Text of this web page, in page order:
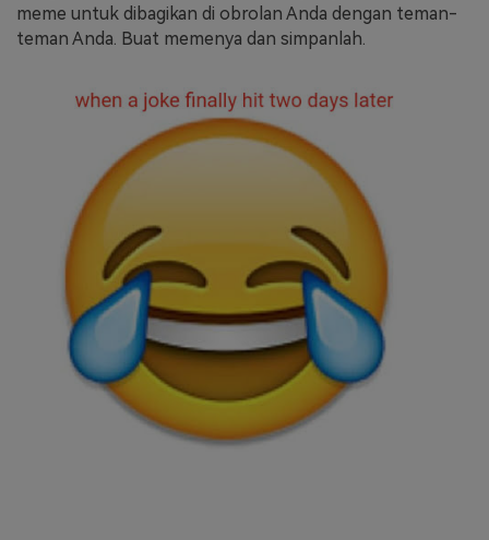
meme untuk dibagikan di obrolan Anda dengan teman-
teman Anda. Buat memenya dan simpanlah.